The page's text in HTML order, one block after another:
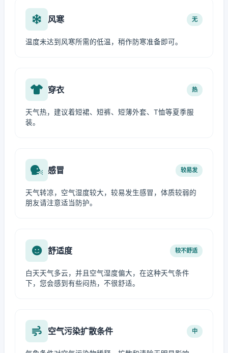
风寒 无
温度未达到风寒所需的低温，稍作防寒准备即可。
穿衣 热
天气热，建议着短裙、短裤、短薄外套、T恤等夏季服
装。
感冒 较易发
天气转凉，空气湿度较大，较易发生感冒，体质较弱的
朋友请注意适当防护。
舒适度 较不舒适
白天天气多云，并且空气湿度偏大，在这种天气条件
下，您会感到有些闷热，不很舒适。
空气污染扩散条件 中